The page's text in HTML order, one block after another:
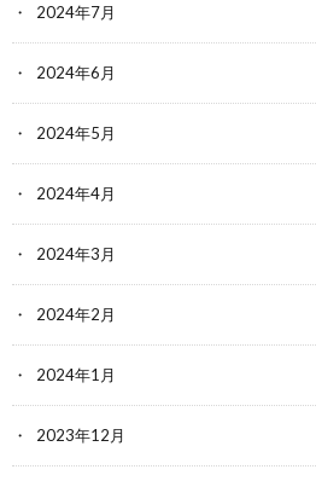
2024年7月
2024年6月
2024年5月
2024年4月
2024年3月
2024年2月
2024年1月
2023年12月